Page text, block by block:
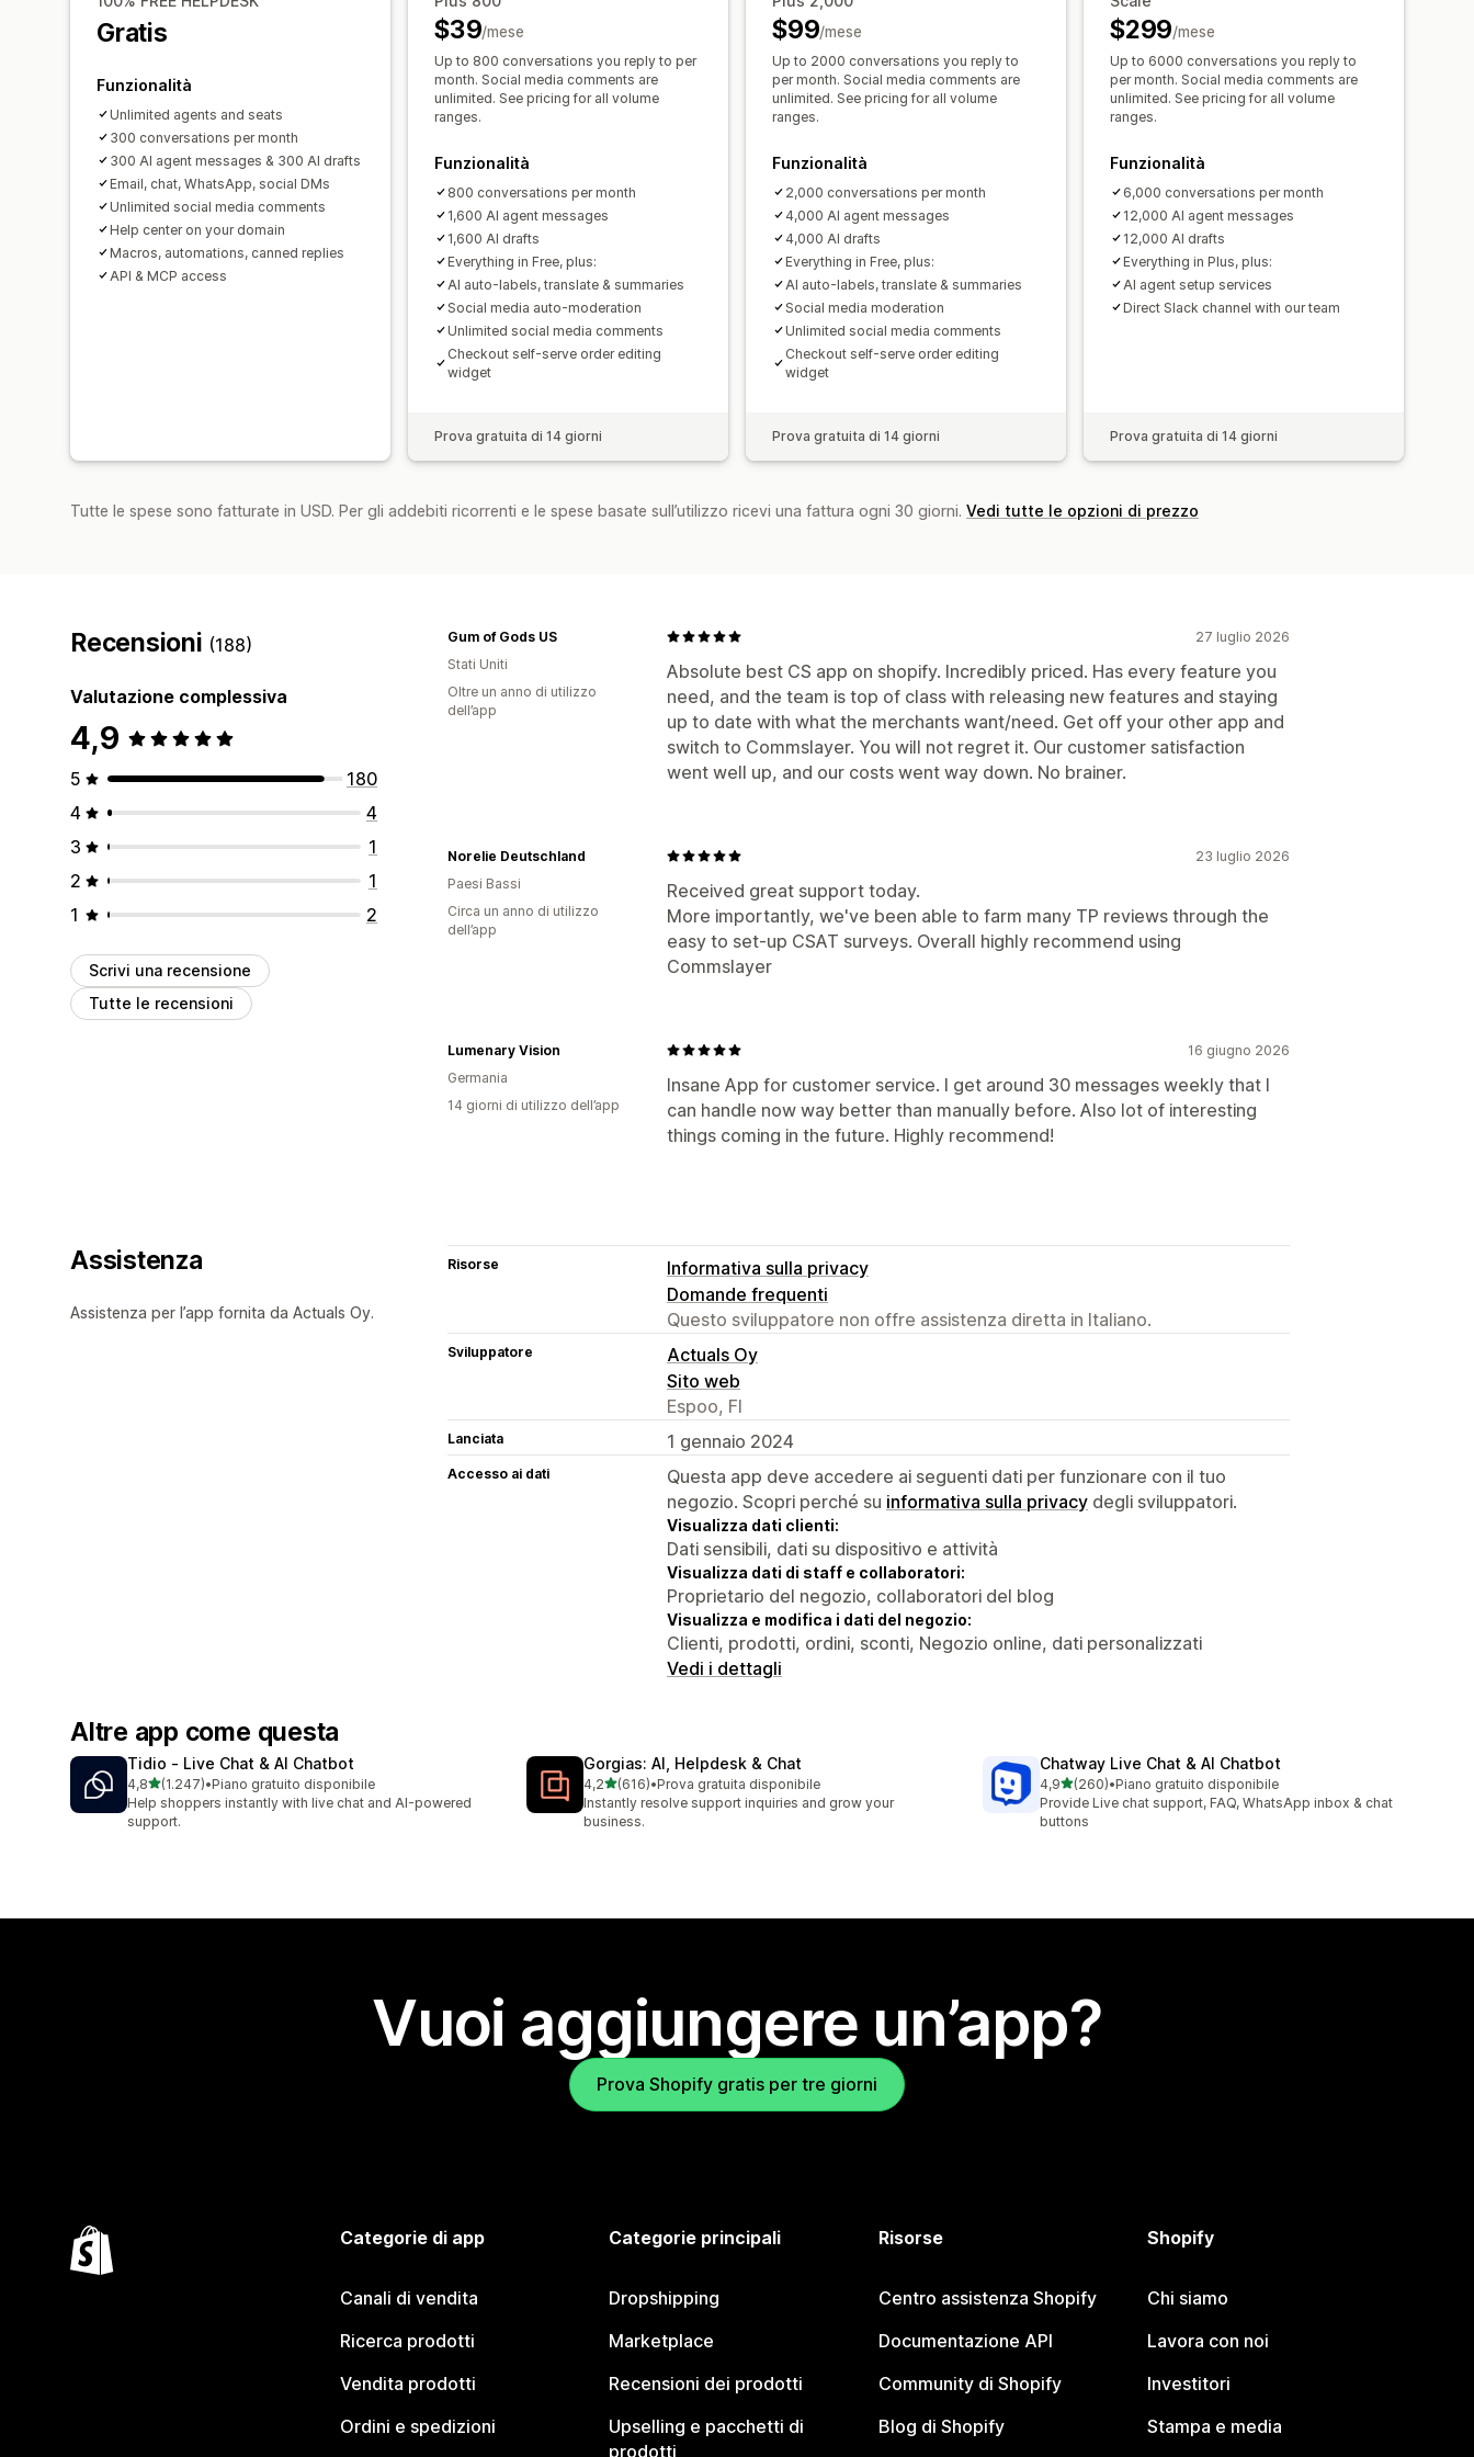
Avatar degli agenti
Report
Gratis
Funzionalità
Unlimited agents and seats
300 conversations per month
300 AI agent messages & 300 AI drafts
Email, chat, WhatsApp, social DMs
Unlimited social media comments
Help center on your domain
Macros, automations, canned replies
API & MCP access
$39/mese
Up to 800 conversations you reply to per
month. Social media comments are
unlimited. See pricing for all volume
ranges.
Funzionalità
800 conversations per month
1,600 AI agent messages
1,600 AI drafts
Everything in Free, plus:
AI auto-labels, translate & summaries
Social media auto-moderation
Unlimited social media comments
Checkout self-serve order editing
widget
Prova gratuita di 14 giorni
$99/mese
Up to 2000 conversations you reply to
per month. Social media comments are
unlimited. See pricing for all volume
ranges.
Funzionalità
2,000 conversations per month
4,000 AI agent messages
4,000 AI drafts
Everything in Free, plus:
AI auto-labels, translate & summaries
Social media moderation
Unlimited social media comments
Checkout self-serve order editing
widget
Prova gratuita di 14 giorni
$299/mese
Up to 6000 conversations you reply to
per month. Social media comments are
unlimited. See pricing for all volume
ranges.
Funzionalità
6,000 conversations per month
12,000 AI agent messages
12,000 AI drafts
Everything in Plus, plus:
AI agent setup services
Direct Slack channel with our team
Prova gratuita di 14 giorni
Tutte le spese sono fatturate in USD. Per gli addebiti ricorrenti e le spese basate sull’utilizzo ricevi una fattura ogni 30 giorni. Vedi tutte le opzioni di prezzo
Recensioni (188)
Valutazione complessiva
4,9
5
180
4
4
3
1
2
1
1
2
Scrivi una recensione
Tutte le recensioni
27 luglio 2026
Absolute best CS app on shopify. Incredibly priced. Has every feature you
need, and the team is top of class with releasing new features and staying
up to date with what the merchants want/need. Get off your other app and
switch to Commslayer. You will not regret it. Our customer satisfaction
went well up, and our costs went way down. No brainer.
Gum of Gods US
Stati Uniti
Oltre un anno di utilizzo
dell’app
23 luglio 2026
Received great support today.
More importantly, we've been able to farm many TP reviews through the
easy to set-up CSAT surveys. Overall highly recommend using
Commslayer
Norelie Deutschland
Paesi Bassi
Circa un anno di utilizzo
dell’app
16 giugno 2026
Insane App for customer service. I get around 30 messages weekly that I
can handle now way better than manually before. Also lot of interesting
things coming in the future. Highly recommend!
Lumenary Vision
Germania
14 giorni di utilizzo dell’app
Assistenza
Assistenza per l’app fornita da Actuals Oy.
Risorse
Informativa sulla privacy
Domande frequenti
Questo sviluppatore non offre assistenza diretta in Italiano.
Sviluppatore
Actuals Oy
Sito web
Espoo, FI
Lanciata 1 gennaio 2024
Accesso ai dati
Questa app deve accedere ai seguenti dati per funzionare con il tuo
negozio. Scopri perché su informativa sulla privacy degli sviluppatori.
Visualizza dati clienti:
Dati sensibili, dati su dispositivo e attività
Visualizza dati di staff e collaboratori:
Proprietario del negozio, collaboratori del blog
Visualizza e modifica i dati del negozio:
Clienti, prodotti, ordini, sconti, Negozio online, dati personalizzati
Vedi i dettagli
Altre app come questa
Tidio ‑ Live Chat & AI Chatbot
4,8stelle su 5
(1.247)
1247 recensioni totali
•Piano gratuito disponibile
Help shoppers instantly with live chat and AI-powered
support.
Gorgias: AI, Helpdesk & Chat
4,2stelle su 5
(616)
616 recensioni totali
•Prova gratuita disponibile
Instantly resolve support inquiries and grow your
business.
Chatway Live Chat & AI Chatbot
4,9stelle su 5
(260)
260 recensioni totali
•Piano gratuito disponibile
Provide Live chat support, FAQ, WhatsApp inbox & chat
buttons
Vuoi aggiungere un’app?
Prova Shopify gratis per tre giorni
Categorie di app
Canali di vendita
Ricerca prodotti
Vendita prodotti
Ordini e spedizioni
Categorie principali
Dropshipping
Marketplace
Recensioni dei prodotti
Upselling e pacchetti di
prodotti
Risorse
Centro assistenza Shopify
Documentazione API
Community di Shopify
Blog di Shopify
Shopify
Chi siamo
Lavora con noi
Investitori
Stampa e media